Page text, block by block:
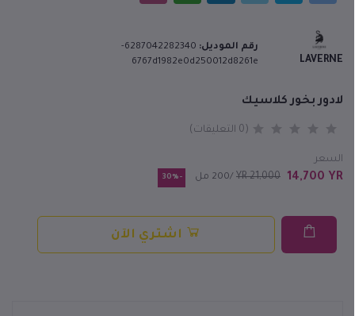
LAVERNE
رقم الموديل:
6287042282340-
6767d1982e0d250012d8261e
لادور بخور كلاسيك
(0 التعليقات)
السعر
14,700 YR
21,000 YR /200 مل -30%
اشتري الآن